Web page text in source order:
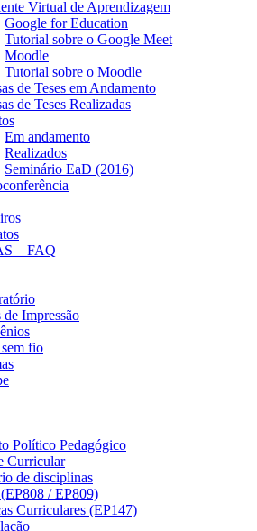
Virtual de Aprendizagem
Google for Education
Tutorial sobre o Google Meet
Moodle
Tutorial sobre o Moodle
de Teses em Andamento
de Teses Realizadas
Em andamento
Realizados
Seminário EaD (2016)
– FAQ
de Impressão
fio
Político Pedagógico
Curricular
de disciplinas
/ EP809)
Curriculares (EP147)